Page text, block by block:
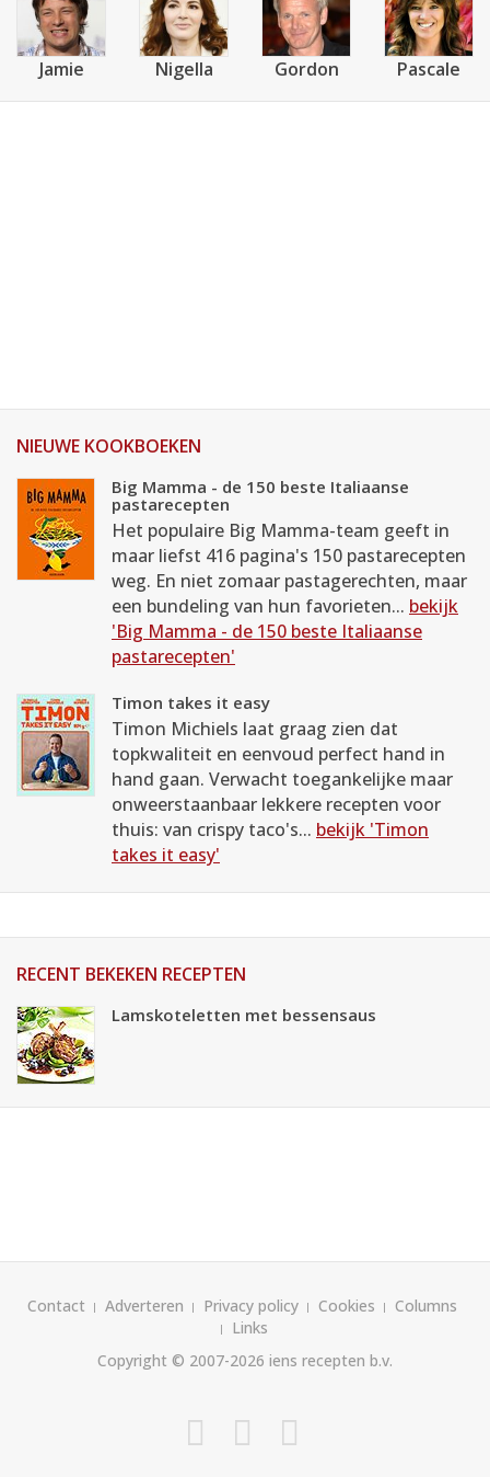
Jamie Nigella Gordon Pascale
NIEUWE KOOKBOEKEN
Big Mamma - de 150 beste Italiaanse
pastarecepten
Het populaire Big Mamma-team geeft in
maar liefst 416 pagina's 150 pastarecepten
weg. En niet zomaar pastagerechten, maar
een bundeling van hun favorieten... bekijk
'Big Mamma - de 150 beste Italiaanse
pastarecepten'
Timon takes it easy
Timon Michiels laat graag zien dat
topkwaliteit en eenvoud perfect hand in
hand gaan. Verwacht toegankelijke maar
onweerstaanbaar lekkere recepten voor
thuis: van crispy taco's... bekijk 'Timon
takes it easy'
RECENT BEKEKEN RECEPTEN
Lamskoteletten met bessensaus
Contact Adverteren Privacy policy Cookies
Columns
Links
Copyright © 2007-2026 iens recepten b.v.